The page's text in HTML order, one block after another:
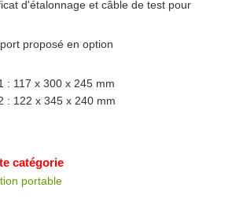
d'étalonnage et câble de test pour
proposé en option
: 117 x 300 x 245 mm
: 122 x 345 x 240 mm
catégorie
portable